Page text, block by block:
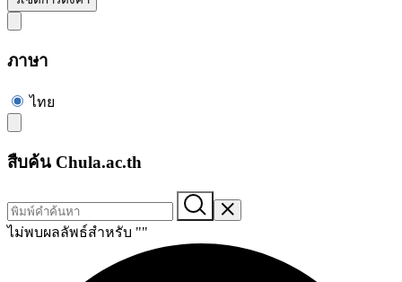
ภาษา
ไทย
สืบค้น Chula.ac.th
ไม่พบผลลัพธ์สำหรับ ""